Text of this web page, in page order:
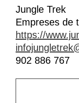
Jungle Trek
Empreses de
https://
902 886 767